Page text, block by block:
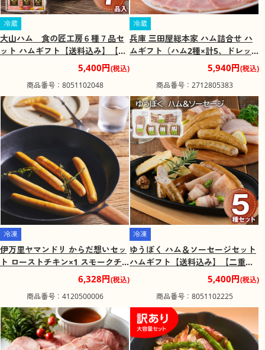
冷蔵
大山ハム 食の匠工房６種７品セ
ット ハムギフト【送料込み】【二
重包装不可】【お届け不可地域：
5,400円(税込)
商品番号：8051102048
冷蔵
兵庫 三田屋総本家 ハム詰合せ ハ
ムギフト（ハム2種×計5、ドレッ
シング×2）【送料込み】【二重包
装不可】【お届け不可地域：離
5,940円(税込)
商品番号：2712805383
冷凍
伊万里ヤマンドリ からだ想いセッ
ト ローストチキン×1 スモークチ
キン×1 チキンソーセージ(3本入)×
6,328円(税込)
商品番号：4120500006
冷凍
ゆうぼく ハム＆ソーセージセット
ハムギフト【送料込み】【二重包
装不可】【お届け不可地域：離
5,400円(税込)
商品番号：8051102225